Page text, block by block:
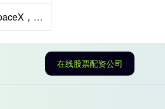
股道50策略 中国火箭成本追平SpaceX，可回收版砍半，全球商业发射变天了!
在线股票配资公司